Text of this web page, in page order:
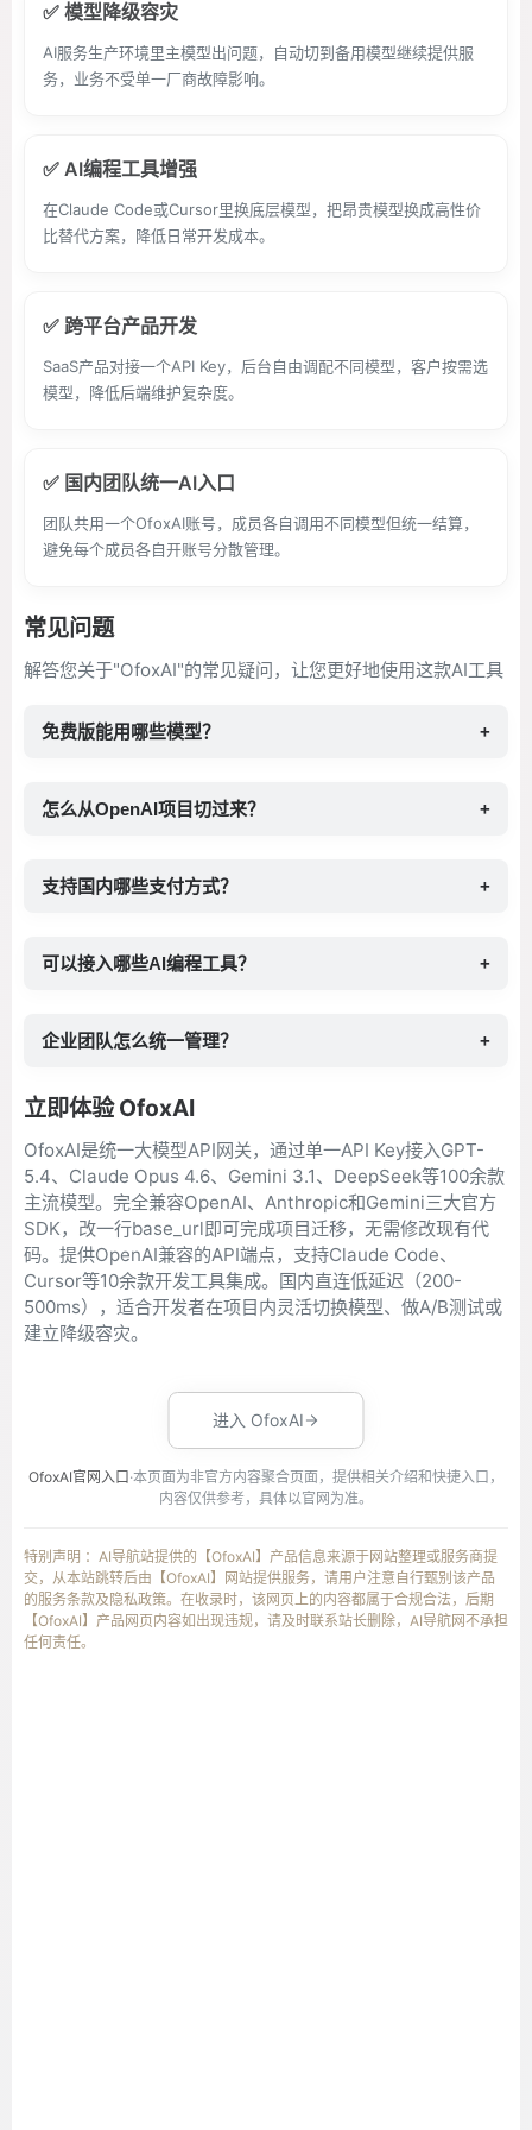
✅ 模型降级容灾
AI服务生产环境里主模型出问题，自动切到备用模型继续提供服
务，业务不受单一厂商故障影响。
✅ AI编程工具增强
在Claude Code或Cursor里换底层模型，把昂贵模型换成高性价
比替代方案，降低日常开发成本。
✅ 跨平台产品开发
SaaS产品对接一个API Key，后台自由调配不同模型，客户按需选
模型，降低后端维护复杂度。
✅ 国内团队统一AI入口
团队共用一个OfoxAI账号，成员各自调用不同模型但统一结算，
避免每个成员各自开账号分散管理。
常见问题
解答您关于"OfoxAI"的常见疑问，让您更好地使用这款AI工具
免费版能用哪些模型？ +
怎么从OpenAI项目切过来？ +
支持国内哪些支付方式？ +
可以接入哪些AI编程工具？ +
企业团队怎么统一管理？ +
立即体验 OfoxAI
OfoxAI是统一大模型API网关，通过单一API Key接入GPT-
5.4、Claude Opus 4.6、Gemini 3.1、DeepSeek等100余款
主流模型。完全兼容OpenAI、Anthropic和Gemini三大官方
SDK，改一行base_url即可完成项目迁移，无需修改现有代
码。提供OpenAI兼容的API端点，支持Claude Code、
Cursor等10余款开发工具集成。国内直连低延迟（200-
500ms），适合开发者在项目内灵活切换模型、做A/B测试或
建立降级容灾。
进入 OfoxAI
OfoxAI官网入口 ·本页面为非官方内容聚合页面，提供相关介绍和快捷入口，
内容仅供参考，具体以官网为准。
特别声明 ：AI导航站提供的【OfoxAI】产品信息来源于网站整理或服务商提
交，从本站跳转后由【OfoxAI】网站提供服务，请用户注意自行甄别该产品
的服务条款及隐私政策。在收录时，该网页上的内容都属于合规合法，后期
【OfoxAI】产品网页内容如出现违规，请及时联系站长删除，AI导航网不承担
任何责任。